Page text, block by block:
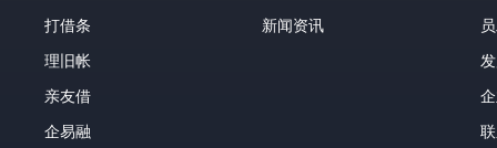
打借条
理旧帐
亲友借
企易融
新闻资讯